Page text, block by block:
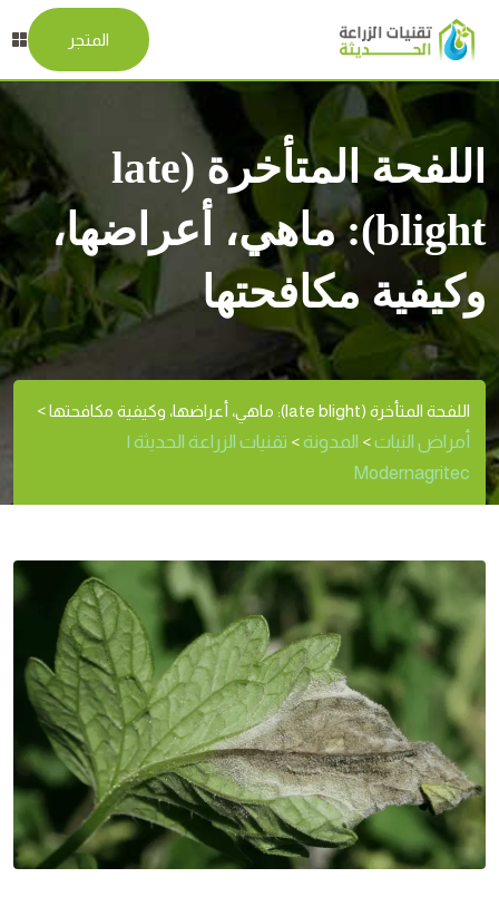
المتجر
اللفحة المتأخرة (late
blight): ماهي، أعراضها،
وكيفية مكافحتها
اللفحة المتأخرة (late blight): ماهي، أعراضها، وكيفية مكافحتها >
أمراض النبات> المدونة> تقنيات الزراعة الحديثة |
Modernagritec